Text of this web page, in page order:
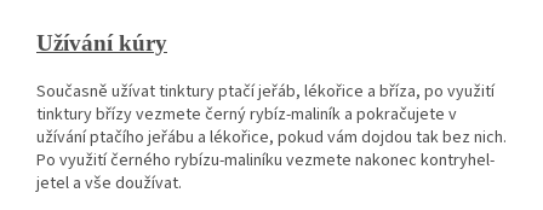
Užívání kúry
Současně užívat tinktury ptačí jeřáb, lékořice a bříza, po využití
tinktury břízy vezmete černý rybíz-maliník a pokračujete v
užívání ptačího jeřábu a lékořice, pokud vám dojdou tak bez nich.
Po využití černého rybízu-maliníku vezmete nakonec kontryhel-
jetel a vše doužívat.